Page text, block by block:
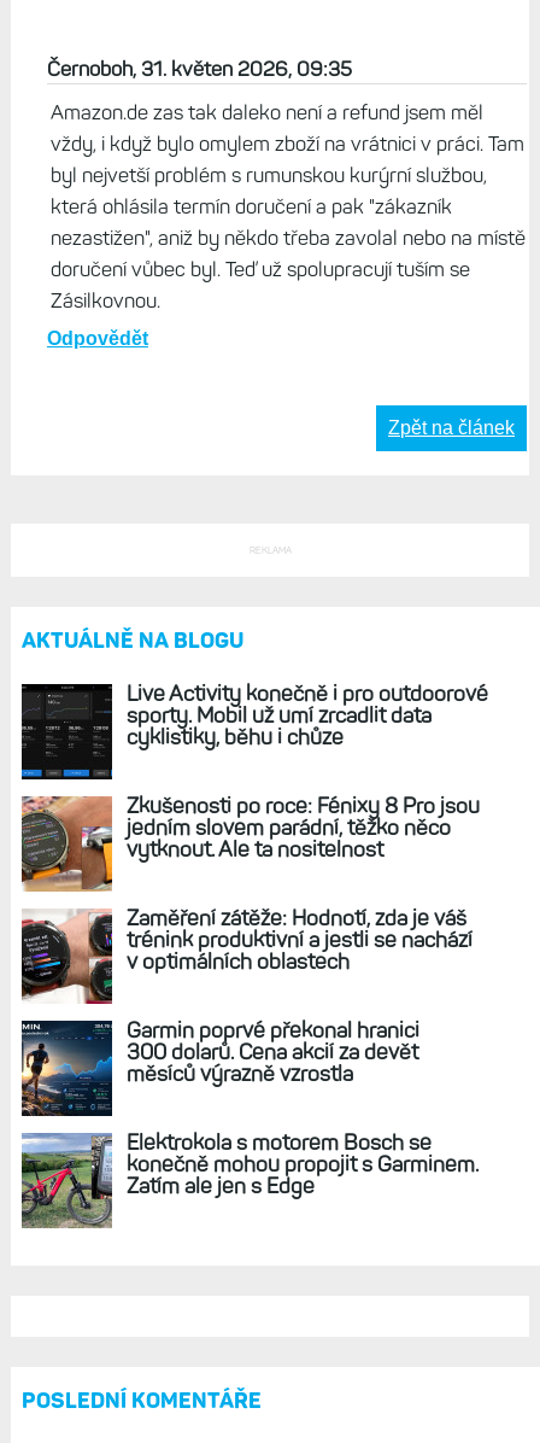
Černoboh, 31. květen 2026, 09:35
Amazon.de zas tak daleko není a refund jsem měl
vždy, i když bylo omylem zboží na vrátnici v práci. Tam
byl nejvetší problém s rumunskou kurýrní službou,
která ohlásila termín doručení a pak "zákazník
nezastižen", aniž by někdo třeba zavolal nebo na místě
doručení vůbec byl. Teď už spolupracují tuším se
Zásilkovnou.
Odpovědět
Zpět na článek
REKLAMA
AKTUÁLNĚ NA BLOGU
Live Activity konečně i pro outdoorové
sporty. Mobil už umí zrcadlit data
cyklistiky, běhu i chůze
Zkušenosti po roce: Fénixy 8 Pro jsou
jedním slovem parádní, těžko něco
vytknout. Ale ta nositelnost
Zaměření zátěže: Hodnotí, zda je váš
trénink produktivní a jestli se nachází
v optimálních oblastech
Garmin poprvé překonal hranici
300 dolarů. Cena akcií za devět
měsíců výrazně vzrostla
Elektrokola s motorem Bosch se
konečně mohou propojit s Garminem.
Zatím ale jen s Edge
POSLEDNÍ KOMENTÁŘE